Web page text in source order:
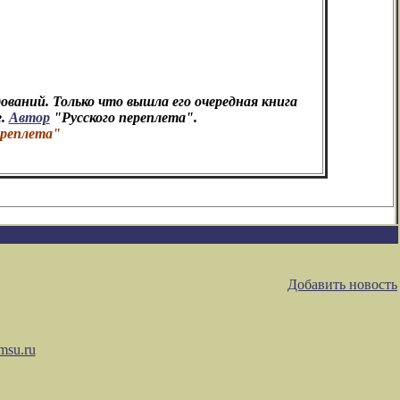
Только что вышла его очередная книга
Автор"Русского переплета".
Добавить новость